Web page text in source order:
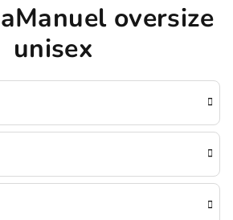
košík
oversize
unisex